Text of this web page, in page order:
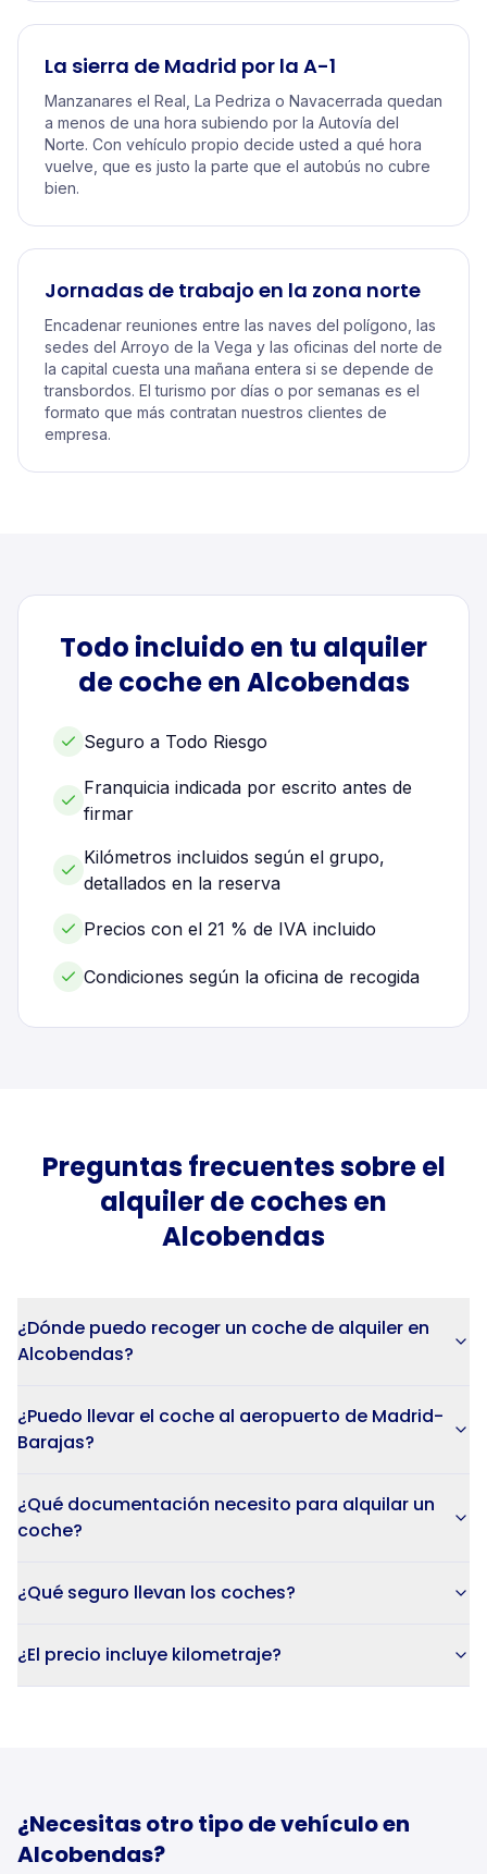
La sierra de Madrid por la A-1
Manzanares el Real, La Pedriza o Navacerrada quedan
a menos de una hora subiendo por la Autovía del
Norte. Con vehículo propio decide usted a qué hora
vuelve, que es justo la parte que el autobús no cubre
bien.
Jornadas de trabajo en la zona norte
Encadenar reuniones entre las naves del polígono, las
sedes del Arroyo de la Vega y las oficinas del norte de
la capital cuesta una mañana entera si se depende de
transbordos. El turismo por días o por semanas es el
formato que más contratan nuestros clientes de
empresa.
Todo incluido en tu alquiler
decocheenAlcobendas
Seguro a Todo Riesgo
Franquicia indicada por escrito antes de
firmar
Kilómetros incluidos según el grupo,
detallados en la reserva
Precios con el 21 % de IVA incluido
Condiciones según la oficina de recogida
Preguntas frecuentes sobre el
alquiler decochesen
Alcobendas
¿Dónde puedo recoger un coche de alquiler en
Alcobendas?
¿Puedo llevar el coche al aeropuerto de Madrid-
Barajas?
¿Qué documentación necesito para alquilar un
coche?
¿Qué seguro llevan los coches?
¿El precio incluye kilometraje?
¿Necesitas otro tipo de vehículo en
Alcobendas?